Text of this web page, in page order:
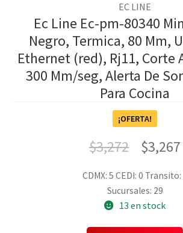
EC LINE
Ec Line Ec-pm-80340
Negro, Termica, 80 Mm,
Ethernet (red), Rj11, Corte
300 Mm/seg, Alerta De
Para Cocina
¡OFERTA!
$3,272 $3,267
CDMX: 5 CEDI: 0 Transito:
Sucursales: 29
13 en stock